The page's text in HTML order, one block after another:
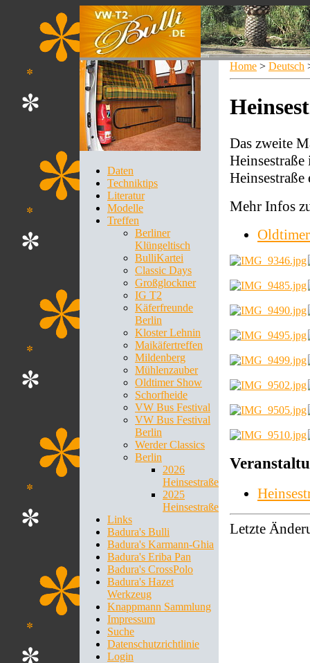
Daten
Techniktips
Literatur
Modelle
Treffen
Berliner
Klüngeltisch
BulliKartei
Classic Days
Großglockner
IG T2
Käferfreunde
Berlin
Kloster Lehnin
Maikäfertreffen
Mildenberg
Mühlenzauber
Oldtimer Show
Schorfheide
VW Bus Festival
VW Bus Festival
Berlin
Werder Classics
Berlin
2026
Heinsestraße
2025
Heinsestraße
Links
Badura's Bulli
Badura's Karmann-Ghia
Badura's Eriba Pan
Badura's CrossPolo
Badura's Hazet
Werkzeug
Knappmann Sammlung
Impressum
Suche
Datenschutzrichtlinie
Login
Home > Deutsch
Das zweite
Mehr Infos
Letzte